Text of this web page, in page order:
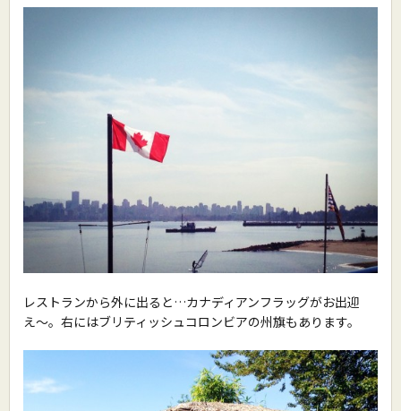
レストランから外に出ると…カナディアンフラッグがお出迎
え〜。右にはブリティッシュコロンビアの州旗もあります。